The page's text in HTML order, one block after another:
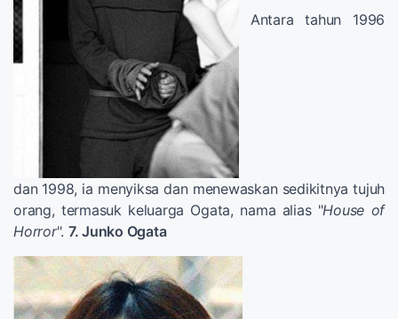
Antara tahun 1996
dan 1998, ia menyiksa dan menewaskan sedikitnya tujuh
orang, termasuk keluarga Ogata, nama alias "House of
Horror". 7. Junko Ogata